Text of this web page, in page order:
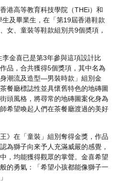
港高等教育科技學院（THEi）和
及畢業生，在「第19屆香港鞋款
女、童裝等鞋款組別共9個奬項，
金喜已是第3年參與這項設計比
品，合共獲得5個獎項，其中名為
潮流及造型—男裝時款」組別金
餐廳標誌性並具懷舊特色的地磚圖
頭風格，將尋常的地磚圖案化身為
希望喚起人們在茶餐廳渡過的美好
》在「童裝」組別奪得金獎，作品
為獅子向來予人充滿威嚴的感覺，
，均能獲得觀眾的掌聲。金喜希望
的勇氣：「希望小孩都能像獅子一